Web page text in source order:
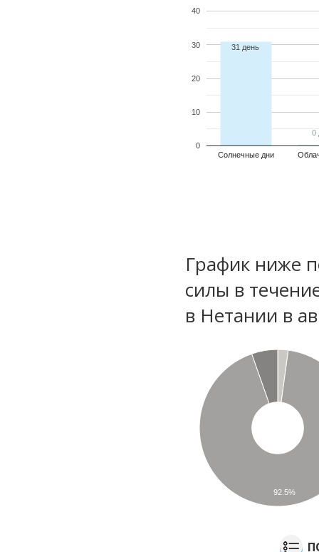
Солнечные дни
0
10
20
30
40
31 день
0
0
График ниже
силы в
в Нетании в
92.5%